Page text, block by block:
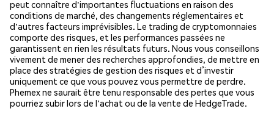
peut connaître d'importantes fluctuations en raison des
conditions de marché, des changements réglementaires et
d'autres facteurs imprévisibles. Le trading de cryptomonnaies
comporte des risques, et les performances passées ne
garantissent en rien les résultats futurs. Nous vous conseillons
vivement de mener des recherches approfondies, de mettre en
place des stratégies de gestion des risques et d’investir
uniquement ce que vous pouvez vous permettre de perdre.
Phemex ne saurait être tenu responsable des pertes que vous
pourriez subir lors de l'achat ou de la vente de HedgeTrade.